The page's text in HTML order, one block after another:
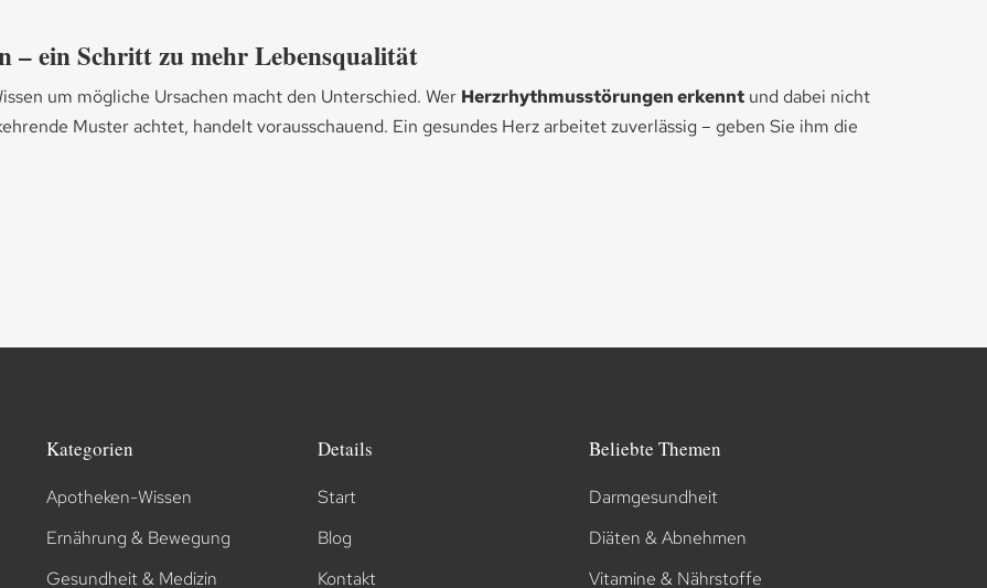
– ein Schritt zu mehr Lebensqualität
um mögliche Ursachen macht den Unterschied. Wer Herzrhythmusstörungen erkenntund dabei nicht
Muster achtet, handelt vorausschauend. Ein gesundes Herz arbeitet zuverlässig – geben Sie ihm die
Kategorien
Apotheken-Wissen
Ernährung & Bewegung
Gesundheit & Medizin
Details
Start
Blog
Kontakt
Beliebte Themen
Darmgesundheit
Diäten & Abnehmen
Vitamine & Nährstoffe